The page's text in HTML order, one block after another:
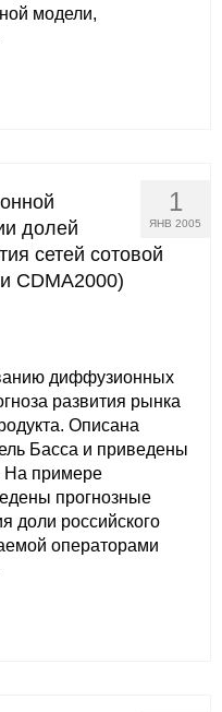
модели,
1
ЯНВ 2005
долей
сетей сотовой
CDMA2000)
диффузионных
развития рынка
Описана
Басса и приведены
На примере
прогнозные
доли российского
операторами